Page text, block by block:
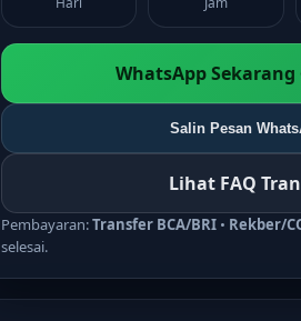
WhatsApp Sekarang
Salin Pesan
Lihat FAQ
Pembayaran:Transfer BCA/BRI • Rekber/
selesai.